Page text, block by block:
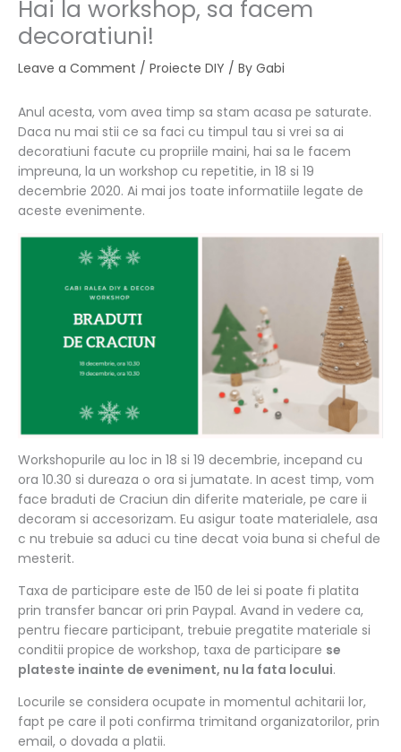
Hai la workshop, sa facem
decoratiuni!
Leave a Comment / Proiecte DIY / By Gabi
Anul acesta, vom avea timp sa stam acasa pe saturate.
Daca nu mai stii ce sa faci cu timpul tau si vrei sa ai
decoratiuni facute cu propriile maini, hai sa le facem
impreuna, la un workshop cu repetitie, in 18 si 19
decembrie 2020. Ai mai jos toate informatiile legate de
aceste evenimente.
Workshopurile au loc in 18 si 19 decembrie, incepand cu
ora 10.30 si dureaza o ora si jumatate. In acest timp, vom
face braduti de Craciun din diferite materiale, pe care ii
decoram si accesorizam. Eu asigur toate materialele, asa
c nu trebuie sa aduci cu tine decat voia buna si cheful de
mesterit.
Taxa de participare este de 150 de lei si poate fi platita
prin transfer bancar ori prin Paypal. Avand in vedere ca,
pentru fiecare participant, trebuie pregatite materiale si
conditii propice de workshop, taxa de participare se
plateste inainte de eveniment, nu la fata locului.
Locurile se considera ocupate in momentul achitarii lor,
fapt pe care il poti confirma trimitand organizatorilor, prin
email, o dovada a platii.